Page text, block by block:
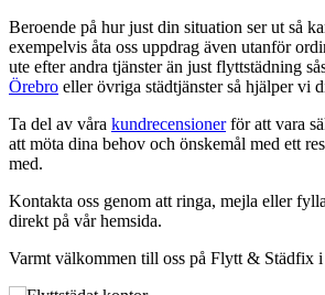
Beroende på hur just din situation ser ut så
exempelvis åta oss uppdrag även utanför
ute efter andra tjänster än just flyttstädning
Örebro eller övriga städtjänster så hjälper vi
Ta del av våra kundrecensionerför att vara
att möta dina behov och önskemål med ett
med.
Kontakta oss genom att ringa, mejla eller
direkt på vår hemsida.
Varmt välkommen till oss på Flytt & Städfix